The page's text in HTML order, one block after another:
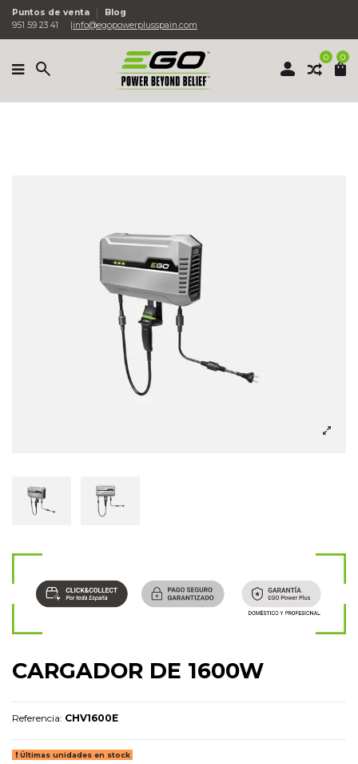
Puntos de venta
Blog
951 59 23 41
info@egopowerplusspain.com
0 0
CARGADOR DE 1600W
Referencia: CHV1600E
Últimas unidades en stock